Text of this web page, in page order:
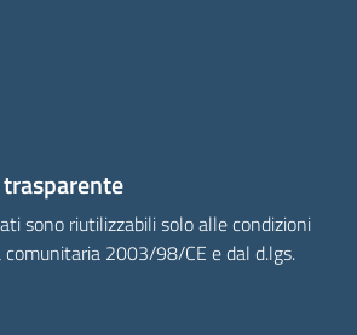
sono riutilizzabili solo alle condizioni
2003/98/CE e dal d.lgs.